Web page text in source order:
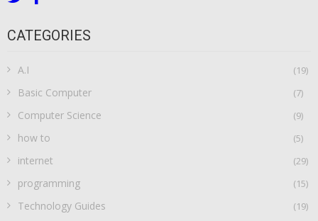
CATEGORIES
A.I (19)
Basic Computer (7)
Computer Science (9)
how to (5)
internet (29)
programming (15)
Technology Guides (19)